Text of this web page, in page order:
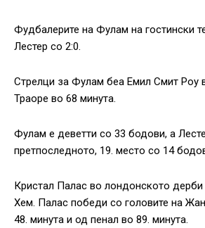
Фудбалерите на Фулам на гостински
Лестер со 2:0.
Стрелци за Фулам беа Емил Смит Роу
Траоре во 68 минута.
Фулам е деветти со 33 бодови, а
претпоследното, 19. место со 14
Кристал Палас во лондонското дерби
Хем. Палас победи со головите на
48. минута и од пенал во 89. минута.